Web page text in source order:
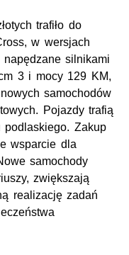
trafiło do
w wersjach
silnikami
3 i mocy 129 KM,
samochodów
Pojazdy trafią
Zakup
wsparcie dla
samochody
zwiększają
realizację zadań